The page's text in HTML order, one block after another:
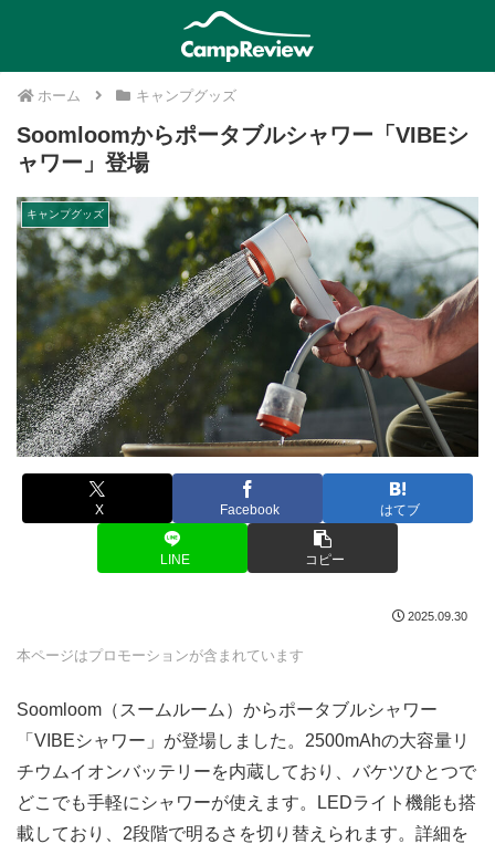
ホーム キャンプグッズ
Soomloomからポータブルシャワー「VIBEシ
ャワー」登場
キャンプグッズ
X Facebook はてブ
LINE コピー
2025.09.30
本ページはプロモーションが含まれています
Soomloom（スームルーム）からポータブルシャワー
「VIBEシャワー」が登場しました。2500mAhの大容量リ
チウムイオンバッテリーを内蔵しており、バケツひとつで
どこでも手軽にシャワーが使えます。LEDライト機能も搭
載しており、2段階で明るさを切り替えられます。詳細を